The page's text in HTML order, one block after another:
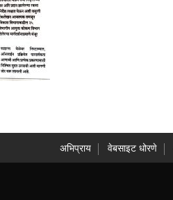
अभिप्राय वेबसाइट धोरणे